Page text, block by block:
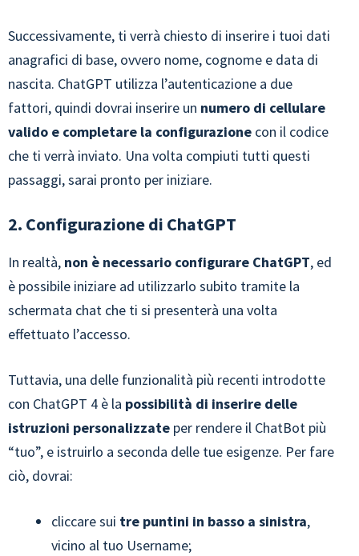
Successivamente, ti verrà chiesto di inserire i tuoi dati
anagrafici di base, ovvero nome, cognome e data di
nascita. ChatGPT utilizza l’autenticazione a due
fattori, quindi dovrai inserire un numero di cellulare
valido e completare la configurazione con il codice
che ti verrà inviato. Una volta compiuti tutti questi
passaggi, sarai pronto per iniziare.
2. Configurazione di ChatGPT
In realtà, non è necessario configurare ChatGPT, ed
è possibile iniziare ad utilizzarlo subito tramite la
schermata chat che ti si presenterà una volta
effettuato l’accesso.
Tuttavia, una delle funzionalità più recenti introdotte
con ChatGPT 4 è la possibilità di inserire delle
istruzioni personalizzate per rendere il ChatBot più
“tuo”, e istruirlo a seconda delle tue esigenze. Per fare
ciò, dovrai:
cliccare sui tre puntini in basso a sinistra,
vicino al tuo Username;